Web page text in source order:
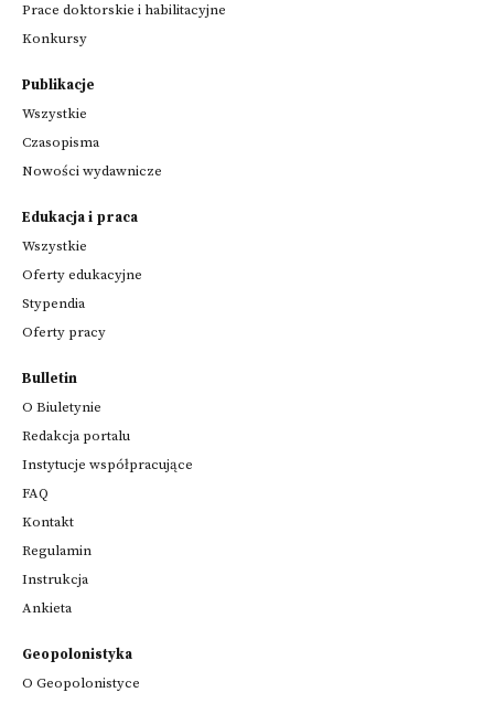
Prace doktorskie i habilitacyjne
Konkursy
Publikacje
Wszystkie
Czasopisma
Nowości wydawnicze
Edukacja i praca
Wszystkie
Oferty edukacyjne
Stypendia
Oferty pracy
Bulletin
O Biuletynie
Redakcja portalu
Instytucje współpracujące
FAQ
Kontakt
Regulamin
Instrukcja
Ankieta
Geopolonistyka
O Geopolonistyce